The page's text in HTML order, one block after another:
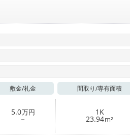
敷金/礼金 間取り/専有面積
5.0万円
－
1K
23.94m²